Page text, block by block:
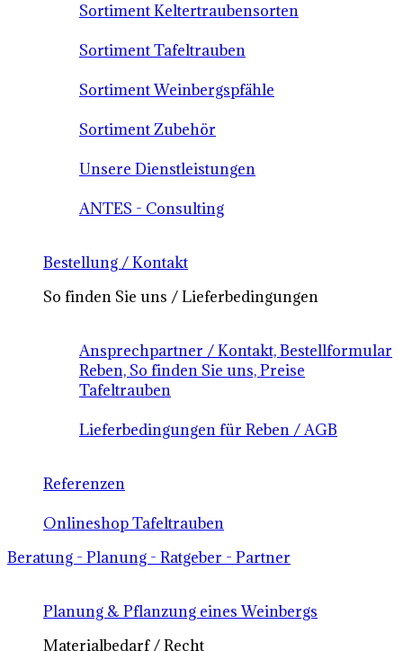
Sortiment Keltertraubensorten
Sortiment Tafeltrauben
Sortiment Weinbergspfähle
Sortiment Zubehör
Unsere Dienstleistungen
ANTES - Consulting
Bestellung / Kontakt
So finden Sie uns / Lieferbedingungen
Ansprechpartner / Kontakt, Bestellformular
Reben, So finden Sie uns, Preise
Tafeltrauben
Lieferbedingungen für Reben / AGB
Referenzen
Onlineshop Tafeltrauben
Beratung - Planung - Ratgeber - Partner
Planung & Pflanzung eines Weinbergs
Materialbedarf / Recht